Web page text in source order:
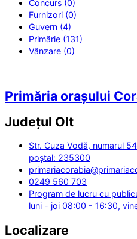
Concurs (0)
Furnizori (0)
Guvern (4)
Primărie (131)
Vânzare (0)
Primăria orașului
Județul Olt
Str. Cuza Vodă, numarul
poștal: 235300
0249 560 703
Program de lucru cu
luni - joi 08:00 - 16:30,
Localizare